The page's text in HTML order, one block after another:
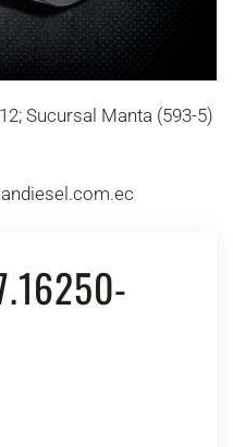
Sucursal Manta (593-5)